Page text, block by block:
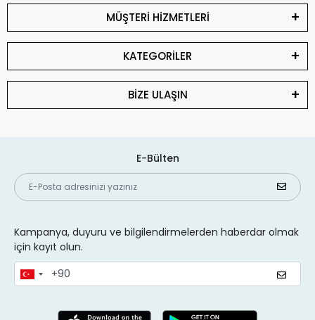
MÜŞTERİ HİZMETLERİ
KATEGORİLER
BİZE ULAŞIN
E-Bülten
Kampanya, duyuru ve bilgilendirmelerden haberdar olmak
için kayıt olun.